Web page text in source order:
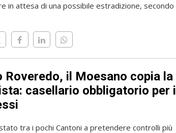
in attesa di una possibile estradizione, secondo
Roveredo, il Moesano copia la
casellario obbligatorio per i
tra i pochi Cantoni a pretendere controlli più